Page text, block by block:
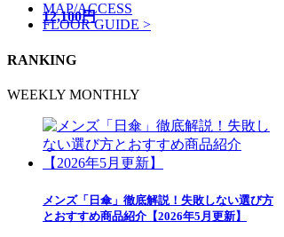
12,100円
MAP/ACCESS
FLOOR GUIDE >
RANKING
WEEKLY MONTHLY
メンズ「日傘」徹底解説！失敗しない選び方
とおすすめ商品紹介【2026年5月更新】